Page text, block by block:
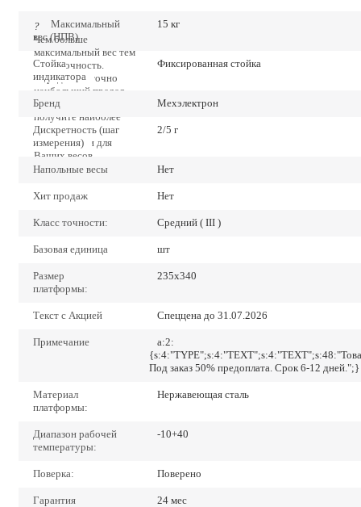
?
Чем больше
максимальный вес тем
ниже точность.
Определите точно
наибольший предел
взвешивания и Вы
получите наиболее
низкие значения
погрешности для
Ваших весов.
Максимальный
вес (НПВ)
15 кг
Стойка
индикатора
Фиксированная стойка
Бренд Мехэлектрон
Дискретность (шаг
измерения)
2/5 г
Напольные весы Нет
Хит продаж Нет
Класс точности: Средний ( III )
Базовая единица шт
Размер
платформы:
235х340
Текст с Акцией Спеццена до 31.07.2026
Примечание
a:2:
Под заказ 50% предоплата. Срок 6-12 дней.";}
Материал
платформы:
Нержавеющая сталь
Диапазон рабочей
температуры:
-10+40
Поверка: Поверено
Гарантия 24 мес